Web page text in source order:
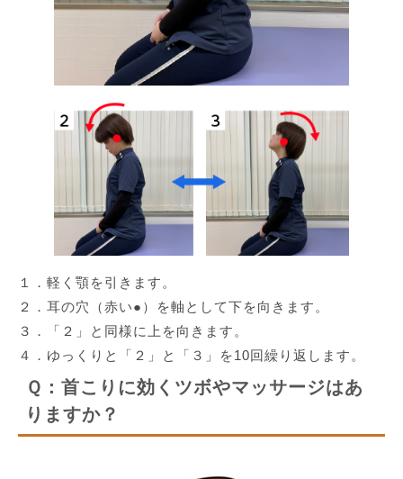
１．軽く顎を引きます。
２．耳の穴（赤い●）を軸として下を向きます。
３．「２」と同様に上を向きます。
４．ゆっくりと「２」と「３」を10回繰り返します。
Ｑ：首こりに効くツボやマッサージはあ
りますか？